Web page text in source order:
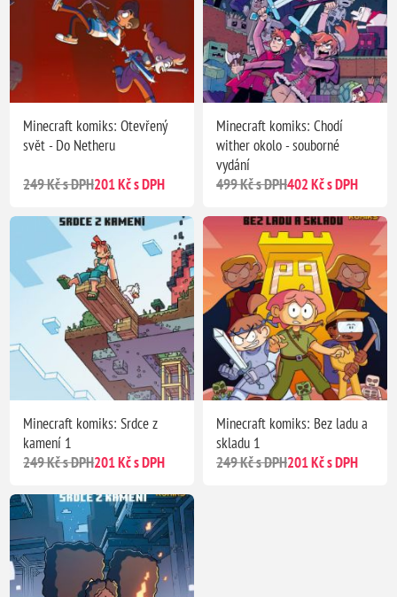
Minecraft komiks: Otevřený
svět - Do Netheru
249 Kč s DPH201 Kč s DPH
Minecraft komiks: Chodí
wither okolo - souborné
vydání
499 Kč s DPH402 Kč s DPH
Minecraft komiks: Srdce z
kamení 1
249 Kč s DPH201 Kč s DPH
Minecraft komiks: Bez ladu a
skladu 1
249 Kč s DPH201 Kč s DPH